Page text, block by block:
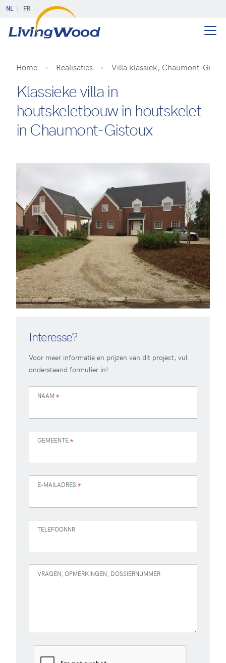
NL FR
Home Realisaties Villa klassiek, Chaumont-
Klassieke villa in
houtskeletbouw in houtskelet
in Chaumont-Gistoux
Interesse?
Voor meer informatie en prijzen van dit project, vul
onderstaand formulier in!
NAAM *
GEMEENTE*
E-MAILADRES *
TELEFOONNR
VRAGEN, OPMERKINGEN, DOSSIERNUMMER